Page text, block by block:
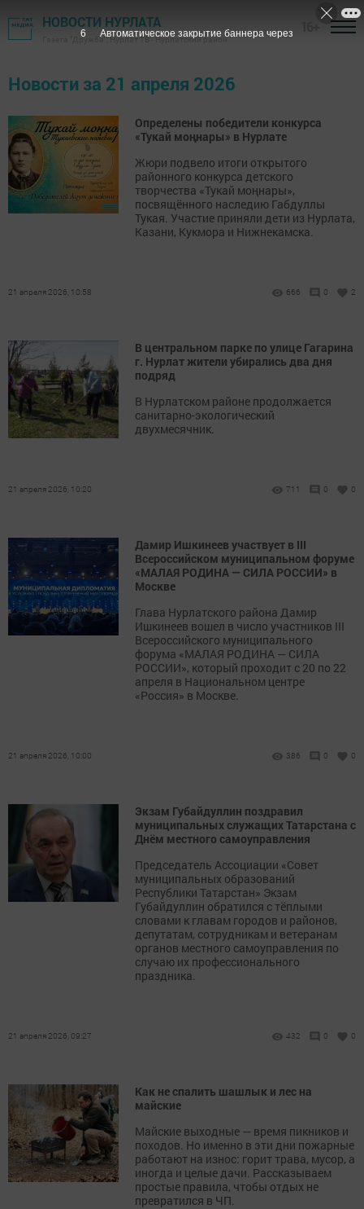
НОВОСТИ НУРЛАТА
Газета "Дружба", Нурлат ТВ - Нурлатский район
Новости за 21 апреля 2026
Определены победители конкурса
«Тукай моңнары» в Нурлате
Жюри подвело итоги открытого
районного конкурса детского
творчества «Тукай моңнары»,
посвящённого наследию Габдуллы
Тукая. Участие приняли дети из Нурлата,
Казани, Кукмора и Нижнекамска.
21 апреля 2026, 10:58 666 0 2
В центральном парке по улице Гагарина
г. Нурлат жители убирались два дня
подряд
В Нурлатском районе продолжается
санитарно-экологический
двухмесячник.
21 апреля 2026, 10:20 711 0 0
Дамир Ишкинеев участвует в III
Всероссийском муниципальном форуме
«МАЛАЯ РОДИНА — СИЛА РОССИИ» в
Москве
Глава Нурлатского района Дамир
Ишкинеев вошел в число участников III
Всероссийского муниципального
форума «МАЛАЯ РОДИНА — СИЛА
РОССИИ», который проходит с 20 по 22
апреля в Национальном центре
«Россия» в Москве.
21 апреля 2026, 10:00 386 0 0
Экзам Губайдуллин поздравил
муниципальных служащих Татарстана с
Днём местного самоуправления
Председатель Ассоциации «Совет
муниципальных образований
Республики Татарстан» Экзам
Губайдуллин обратился с тёплыми
словами к главам городов и районов,
депутатам, сотрудникам и ветеранам
органов местного самоуправления по
случаю их профессионального
праздника.
21 апреля 2026, 09:27 432 0 0
Как не спалить шашлык и лес на
майские
Майские выходные — время пикников и
походов. Но именно в эти дни пожарные
работают на износ: горит трава, мусор, а
иногда и целые дачи. Рассказываем
простые правила, чтобы отдых не
превратился в ЧП.
6 Автоматическое закрытие баннера через